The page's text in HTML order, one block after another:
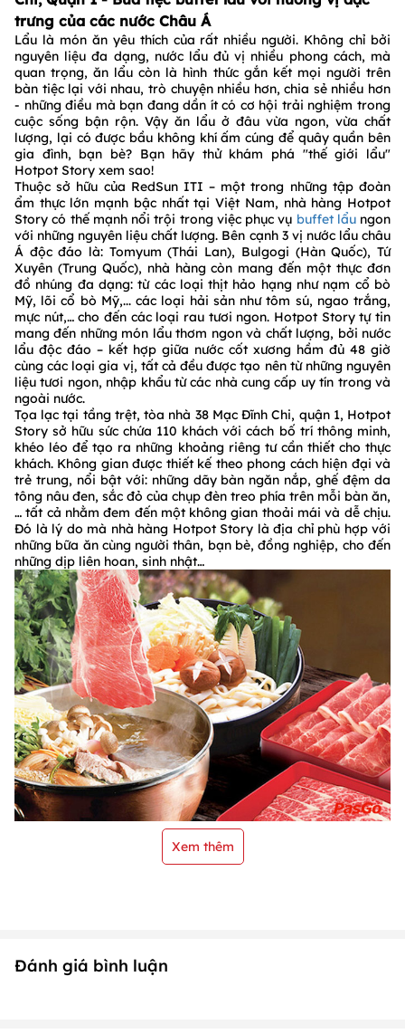
trưng của các nước Châu Á
Lẩu là món ăn yêu thích của rất nhiều người. Không chỉ bởi
nguyên liệu đa dạng, nước lẩu đủ vị nhiều phong cách, mà
quan trọng, ăn lẩu còn là hình thức gắn kết mọi người trên
bàn tiệc lại với nhau, trò chuyện nhiều hơn, chia sẻ nhiều hơn
- những điều mà bạn đang dần ít có cơ hội trải nghiệm trong
cuộc sống bận rộn. Vậy ăn lẩu ở đâu vừa ngon, vừa chất
lượng, lại có được bầu không khí ấm cúng để quây quần bên
gia đình, bạn bè? Bạn hãy thử khám phá "thế giới lẩu"
Hotpot Story xem sao!
Thuộc sở hữu của RedSun ITI – một trong những tập đoàn
ẩm thực lớn mạnh bậc nhất tại Việt Nam, nhà hàng Hotpot
Story có thế mạnh nổi trội trong việc phục vụ buffet lẩungon
với những nguyên liệu chất lượng. Bên cạnh 3 vị nước lẩu châu
Á độc đáo là: Tomyum (Thái Lan), Bulgogi (Hàn Quốc), Tứ
Xuyên (Trung Quốc), nhà hàng còn mang đến một thực đơn
đồ nhúng đa dạng: từ các loại thịt hảo hạng như nạm cổ bò
Mỹ, lõi cổ bò Mỹ,... các loại hải sản như tôm sú, ngao trắng,
mực nút,… cho đến các loại rau tươi ngon. Hotpot Story tự tin
mang đến những món lẩu thơm ngon và chất lượng, bởi nước
lẩu độc đáo – kết hợp giữa nước cốt xương hầm đủ 48 giờ
cùng các loại gia vị, tất cả đều được tạo nên từ những nguyên
liệu tươi ngon, nhập khẩu từ các nhà cung cấp uy tín trong và
ngoài nước.
Tọa lạc tại tầng trệt, tòa nhà 38 Mạc Đĩnh Chi, quận 1, Hotpot
Story sở hữu sức chứa 110 khách với cách bố trí thông minh,
khéo léo để tạo ra những khoảng riêng tư cần thiết cho thực
khách. Không gian được thiết kế theo phong cách hiện đại và
trẻ trung, nổi bật với: những dãy bàn ngăn nắp, ghế đệm da
tông nâu đen, sắc đỏ của chụp đèn treo phía trên mỗi bàn ăn,
… tất cả nhằm đem đến một không gian thoải mái và dễ chịu.
Đó là lý do mà nhà hàng Hotpot Story là địa chỉ phù hợp với
những bữa ăn cùng người thân, bạn bè, đồng nghiệp, cho đến
những dịp liên hoan, sinh nhật…
Xem thêm
Đánh giá bình luận